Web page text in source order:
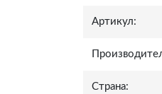
Артикул:
Страна: